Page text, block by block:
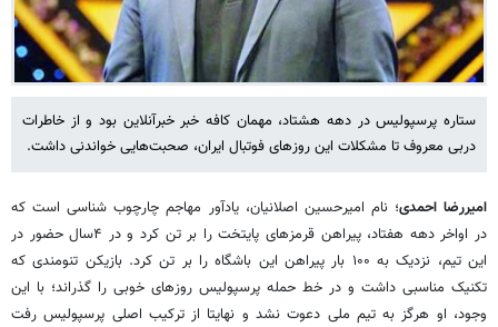
ستاره پرسپولیس در دهه هشتاد، مهمان کافه خبر خبرآنلاین بود و از خاطرات
دربی معروف تا مشکلات این روزهای فوتبال ایران، صحبت‌هایی خواندنی داشت.
امیررضا احمدی؛ نام امیرحسین اصلانیان، یادآور مهاجم چارچوب شناسی است که
در اواخر دهه هفتاد، پیراهن قرمزهای پایتخت را بر تن کرد و در ۴سال حضور در
این تیم، نزدیک به ۱۰۰ بار پیراهن این باشگاه را بر تن کرد. بازیکن تنومندی که
تکنیک مناسبی داشت و در خط حمله پرسپولیس روزهای خوبی را گذراند؛ با این
وجود، او هرگز به تیم ملی دعوت نشد و نهایتا از ترکیب اصلی پرسپولیس رفت